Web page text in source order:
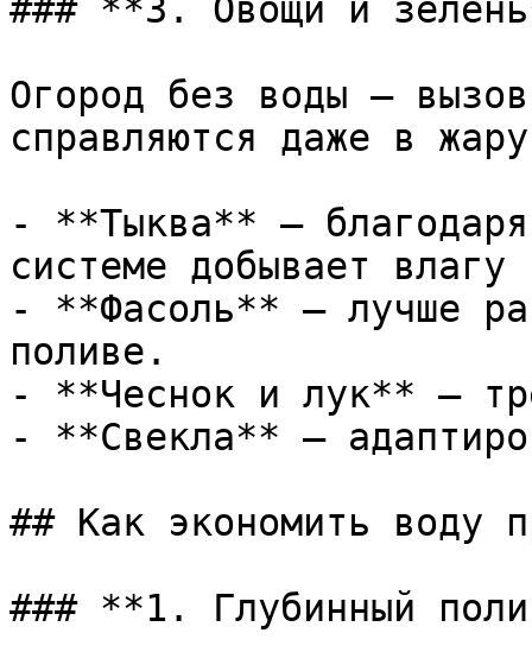
### **3. Овощи и
Огород без воды –
справляются даже в
- **Тыква** – благодаря
системе добывает
- **Фасоль** – лучше
поливе.
- **Чеснок и лук** –
- **Свекла** –
## Как экономить воду
### **1. Глубинный